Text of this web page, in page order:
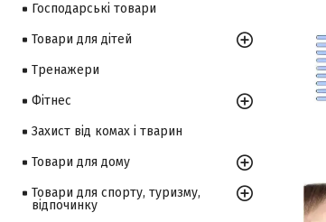
Господарські товари
Товари для дітей
Тренажери
Фітнес
Захист від комах і тварин
Товари для дому
Товари для спорту, туризму,
відпочинку